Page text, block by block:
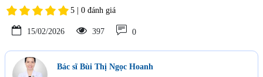
5 | 0 đánh giá
15/02/2026 397 0
Bác sĩ Bùi Thị Ngọc Hoanh